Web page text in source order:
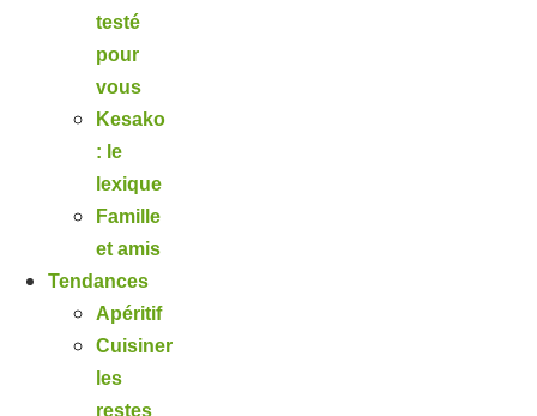
testé
pour
vous
Kesako
: le
lexique
Famille
et amis
Tendances
Apéritif
Cuisiner
les
restes